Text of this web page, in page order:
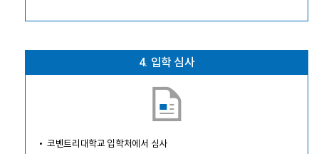
4. 입학 심사
코벤트리대학교 입학처에서 심사